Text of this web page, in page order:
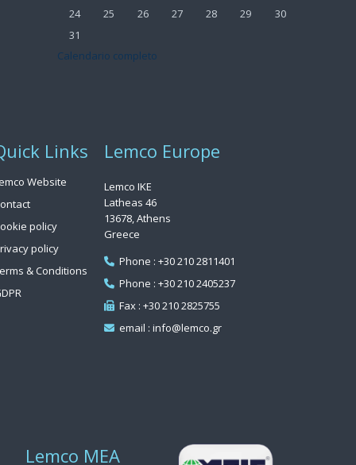
Nessun evento, lunedì 24 agosto
24 Nessun evento, martedì 25 agosto
25 Nessun evento, mercoledì 26 agosto
26 Nessun evento, giovedì 27 agosto
27 Nessun evento, venerdì 28
28 Nessun evento, sabato
29 Nessun evento,
30
Nessun evento, lunedì 31 agosto
31
Calendario completo
Links
Website
policy
policy
& Conditions
Lemco Europe
Lemco IKE
Latheas 46
13678, Athens
Greece
Phone : +30 210 2811401
Phone : +30 210 2405237
Fax : +30 210 2825755
email : info@lemco.gr
Lemco MEA